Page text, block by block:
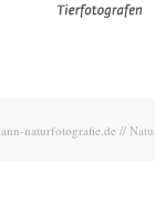
naturfotografie.de //